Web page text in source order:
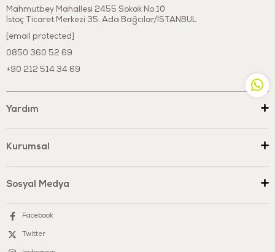
Mahmutbey Mahallesi 2455 Sokak No:10
İstoç Ticaret Merkezi 35. Ada Bağcılar/İSTANBUL
[email protected]
0850 360 52 69
+90 212 514 34 69
Yardım
Kurumsal
Sosyal Medya
Facebook
Twitter